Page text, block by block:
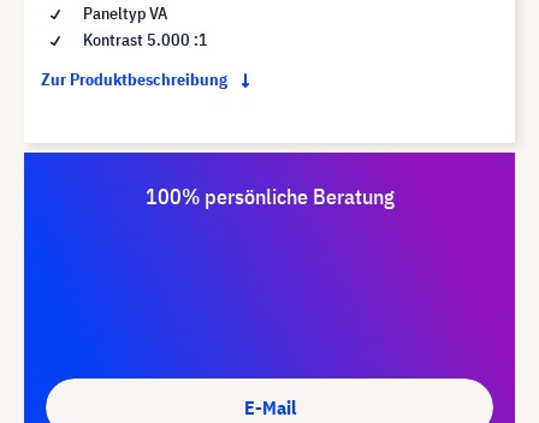
Paneltyp VA
Kontrast 5.000 :1
Zur Produktbeschreibung
100% persönliche Beratung
E-Mail